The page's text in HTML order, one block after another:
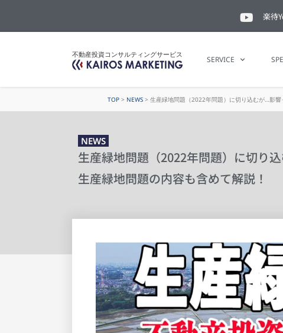
楽待
不動産投資コンサルティングサービス
SERVICE
TOP > NEWS > 生産緑地問題（2022年問題）に切り込むが…影
NEWS
生産緑地問題（2022年問題）に切り
生産緑地問題の内容も含めて解説！